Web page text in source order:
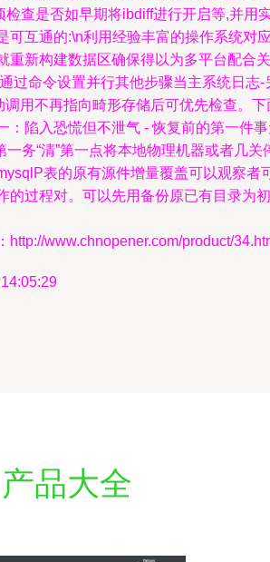
查是否如早期将ibdiff进行开启等,并用
互通的:\n利用经验丰富的操作系统对
重新构建数据区确保得以为多平台配合关
过命令设置并行其他步骤当主系统日志-
用不再指向畸形存储后可优先检查。下
：陷入恐慌但不泄气 - 恢复前的第一件
务“清”第一点将本地物理机器或者几关
表的原有源件增量覆盖可以观察者
的过程对。可以先用备份原已有目录为初
http://www.chnopener.com/product/
产品大全